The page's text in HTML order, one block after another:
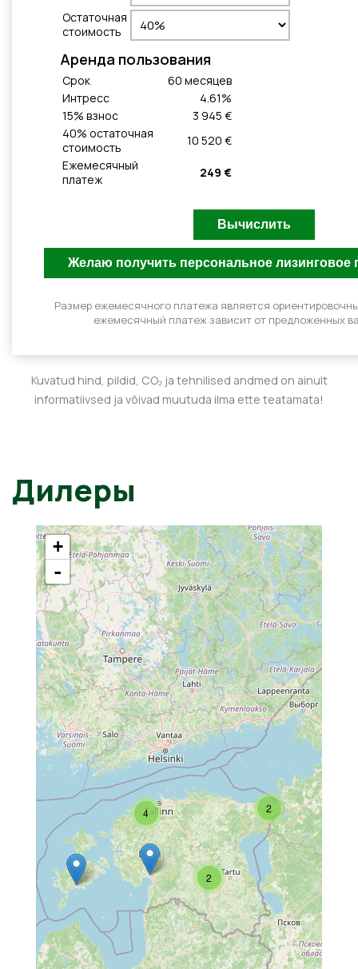
Остаточная
стоимость
Aренда пользования
Cрок 60 месяцeв
Интресс
4.61%
15% взнос
3 945 €
40% остаточная
стоимость
10 520 €
Ежемесячный
платеж
249 €
Размер ежемесячного платежа является
ежемесячный платеж зависит от предложенных
Kuvatud hind, pildid, CO₂ ja tehnilised andmed on ainult
informatiivsed ja võivad muutuda ilma ette teatamata!
Дилеры
2
2
4
+
-